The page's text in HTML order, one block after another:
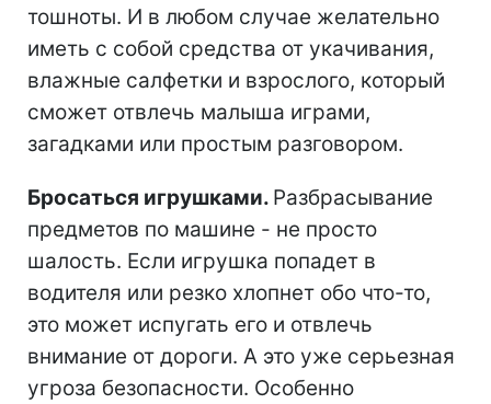
тошноты. И в любом случае желательно
иметь с собой средства от укачивания,
влажные салфетки и взрослого, который
сможет отвлечь малыша играми,
загадками или простым разговором.
Бросаться игрушками. Разбрасывание
предметов по машине - не просто
шалость. Если игрушка попадет в
водителя или резко хлопнет обо что-то,
это может испугать его и отвлечь
внимание от дороги. А это уже серьезная
угроза безопасности. Особенно